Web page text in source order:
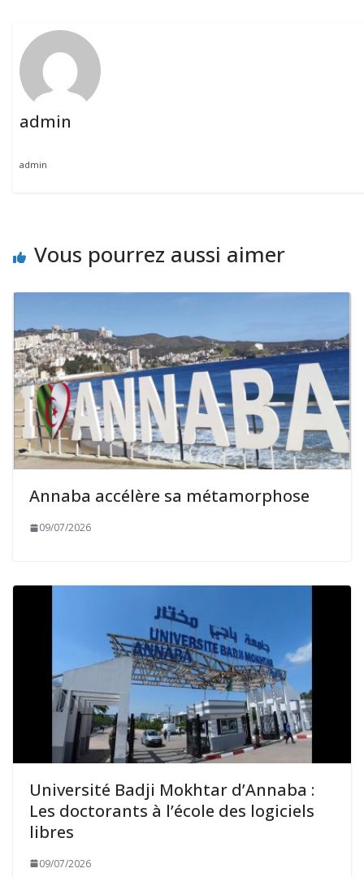
admin
admin
Vous pourrez aussi aimer
Annaba accélère sa métamorphose
09/07/2026
Université Badji Mokhtar d’Annaba :
Les doctorants à l’école des logiciels
libres
09/07/2026